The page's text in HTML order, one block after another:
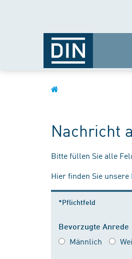
Nachricht
Bitte füllen Sie alle
Hier finden Sie unsere
*Pflichtfeld
Bevorzugte Anrede
Männlich